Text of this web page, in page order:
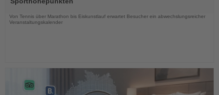
Nachrichten
Von Tennis über Marathon bis Eiskunstlauf erwartet Besucher ein abwechslungsreicher
Veranstaltungskalender